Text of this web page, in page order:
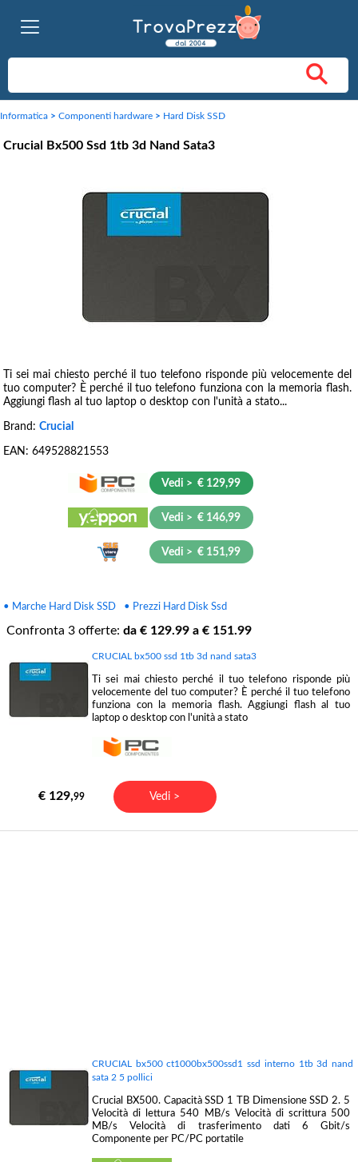
Informatica > Componenti hardware > Hard Disk SSD
Crucial Bx500 Ssd 1tb 3d Nand Sata3
Ti sei mai chiesto perché il tuo telefono risponde più velocemente del
tuo computer? È perché il tuo telefono funziona con la memoria flash.
Aggiungi flash al tuo laptop o desktop con l'unità a stato...
Brand: Crucial
EAN: 649528821553
Vedi > € 129,99
Vedi > € 146,99
Vedi > € 151,99
• Marche Hard Disk SSD • Prezzi Hard Disk Ssd
Confronta 3 offerte: da € 129.99 a € 151.99
CRUCIAL bx500 ssd 1tb 3d nand sata3
Ti sei mai chiesto perché il tuo telefono risponde più
velocemente del tuo computer? È perché il tuo telefono
funziona con la memoria flash. Aggiungi flash al tuo
laptop o desktop con l'unità a stato
€ 129,99 Vedi >
CRUCIAL bx500 ct1000bx500ssd1 ssd interno 1tb 3d nand
sata 2 5 pollici
Crucial BX500. Capacità SSD 1 TB Dimensione SSD 2. 5
Velocità di lettura 540 MB/s Velocità di scrittura 500
MB/s Velocità di trasferimento dati 6 Gbit/s
Componente per PC/PC portatile